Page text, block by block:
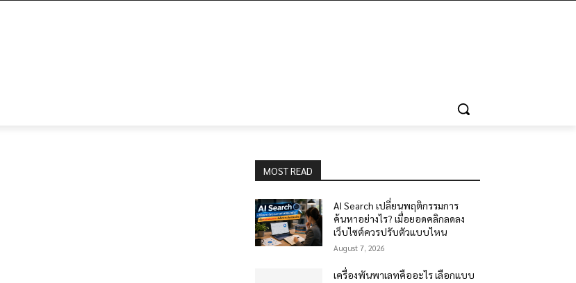
MOST READ
AI Search เปลี่ยนพฤติกรรมการ
ค้นหาอย่างไร? เมื่อยอดคลิกลดลง
เว็บไซต์ควรปรับตัวแบบไหน
August 7, 2026
เครื่องพันพาเลทคืออะไร เลือกแบบ